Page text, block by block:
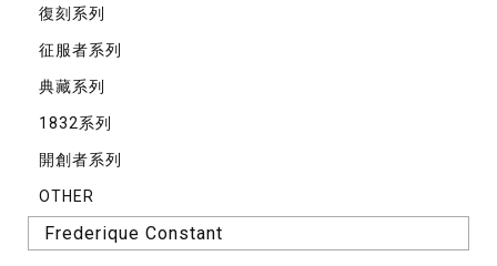
復刻系列
征服者系列
典藏系列
1832系列
開創者系列
OTHER
Frederique Constant